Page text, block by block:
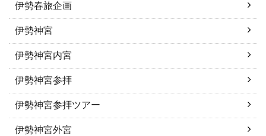
伊勢春旅企画
伊勢神宮
伊勢神宮内宮
伊勢神宮参拝
伊勢神宮参拝ツアー
伊勢神宮外宮